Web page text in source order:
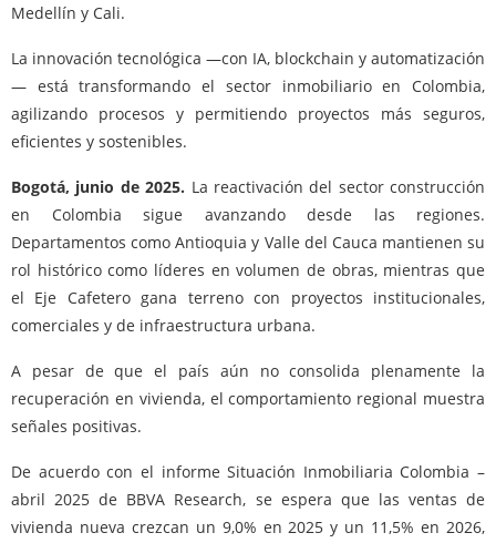
Medellín y Cali.
La innovación tecnológica —con IA, blockchain y automatización
— está transformando el sector inmobiliario en Colombia,
agilizando procesos y permitiendo proyectos más seguros,
eficientes y sostenibles.
Bogotá, junio de 2025. La reactivación del sector construcción
en Colombia sigue avanzando desde las regiones.
Departamentos como Antioquia y Valle del Cauca mantienen su
rol histórico como líderes en volumen de obras, mientras que
el Eje Cafetero gana terreno con proyectos institucionales,
comerciales y de infraestructura urbana.
A pesar de que el país aún no consolida plenamente la
recuperación en vivienda, el comportamiento regional muestra
señales positivas.
De acuerdo con el informe Situación Inmobiliaria Colombia –
abril 2025 de BBVA Research, se espera que las ventas de
vivienda nueva crezcan un 9,0% en 2025 y un 11,5% en 2026,